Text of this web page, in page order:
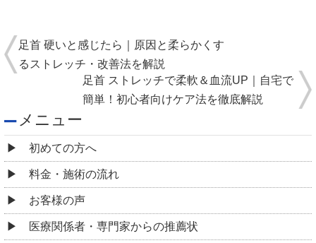
初めての方へ
料金・施術の流れ
お客様の声
医療関係者・専門家からの推薦状
全国の有名整骨院・整体院からの推薦状
院情報・アクセス
スタッフ紹介
よくある質問